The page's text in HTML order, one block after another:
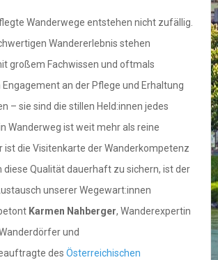
Wanderwege entstehen nicht zufällig.
Wandererlebnis stehen
großem Fachwissen und oftmals
an der Pflege und Erhaltung
– sie sind die stillen Held:innen jedes
Wanderweg ist weit mehr als reine
ist die Visitenkarte der Wanderkompetenz
diese Qualität dauerhaft zu sichern, ist der
unserer Wegewart:innen
Karmen Nahberger, Wanderexpertin
und
des Österreichischen